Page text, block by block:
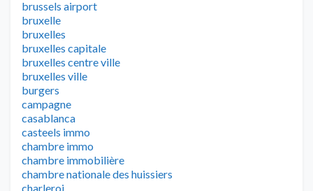
brussels airport
bruxelle
bruxelles
bruxelles capitale
bruxelles centre ville
bruxelles ville
burgers
campagne
casablanca
casteels immo
chambre immo
chambre immobilière
chambre nationale des huissiers
charleroi